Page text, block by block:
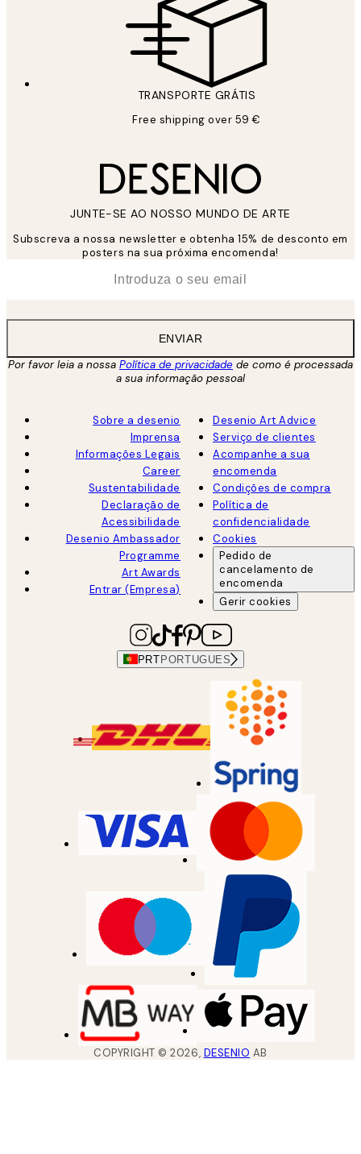
TRANSPORTE GRÁTIS
Free shipping over 59 €
JUNTE-SE AO NOSSO MUNDO DE ARTE
Subscreva a nossa newsletter e obtenha 15% de desconto em
posters na sua próxima encomenda!
ENVIAR
Por favor leia a nossa Política de privacidade de como é processada
a sua informação pessoal
Sobre a desenio
Imprensa
Informações Legais
Career
Sustentabilidade
Declaração de
Acessibilidade
Desenio Ambassador
Programme
Art Awards
Entrar (Empresa)
Desenio Art Advice
Serviço de clientes
Acompanhe a sua
encomenda
Condições de compra
Política de
confidencialidade
Cookies
Pedido de
cancelamento de
encomenda
Gerir cookies
PRTPORTUGUES
COPYRIGHT ©2026, DESENIO AB